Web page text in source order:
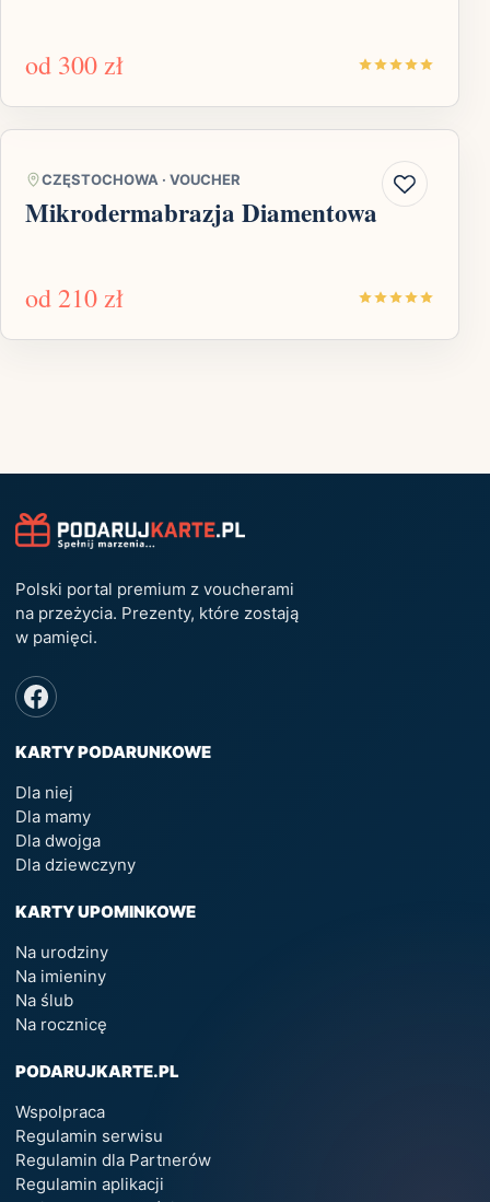
od 300 zł
CZĘSTOCHOWA · VOUCHER
Mikrodermabrazja Diamentowa
od 210 zł
Polski portal premium z voucherami
na przeżycia. Prezenty, które zostają
w pamięci.
KARTY PODARUNKOWE
Dla niej
Dla mamy
Dla dwojga
Dla dziewczyny
KARTY UPOMINKOWE
Na urodziny
Na imieniny
Na ślub
Na rocznicę
PODARUJKARTE.PL
Wspolpraca
Regulamin serwisu
Regulamin dla Partnerów
Regulamin aplikacji